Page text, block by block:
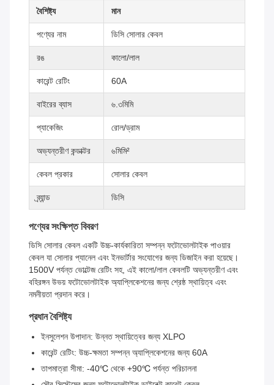
বৈশিষ্ট্য মান
পণ্যের নাম ডিসি সোলার কেবল
রঙ কালো/লাল
কারেন্ট রেটিং 60A
বাইরের ব্যাস ৬.৩মিমি
প্যাকেজিং রোল/ড্রাম
অভ্যন্তরীণ কন্ডাক্টর ৬মিমি²
কেবল প্রকার সোলার কেবল
ব্র্যান্ড ডিসি
পণ্যের সংক্ষিপ্ত বিবরণ
ডিসি সোলার কেবল একটি উচ্চ-কার্যকারিতা সম্পন্ন ফটোভোলটাইক পাওয়ার
কেবল যা সোলার প্যানেল এবং ইনভার্টার সংযোগের জন্য ডিজাইন করা হয়েছে।
1500V পর্যন্ত ভোল্টেজ রেটিং সহ, এই কালো/লাল কেবলটি অভ্যন্তরীণ এবং
বহিরঙ্গন উভয় ফটোভোলটাইক অ্যাপ্লিকেশনের জন্য শ্রেষ্ঠ স্থায়িত্ব এবং
নমনীয়তা প্রদান করে।
প্রধান বৈশিষ্ট্য
ইনসুলেশন উপাদান: উন্নত স্থায়িত্বের জন্য XLPO
কারেন্ট রেটিং: উচ্চ-ক্ষমতা সম্পন্ন অ্যাপ্লিকেশনের জন্য 60A
তাপমাত্রা সীমা: -40℃ থেকে +90℃ পর্যন্ত পরিচালনা